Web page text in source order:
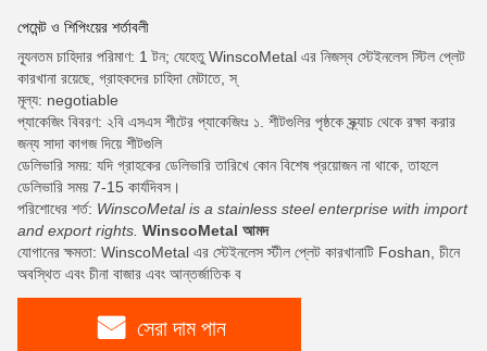
পেমেন্ট ও শিপিংয়ের শর্তাবলী
ন্যূনতম চাহিদার পরিমাণ: 1 টন; যেহেতু WinscoMetal এর নিজস্ব স্টেইনলেস স্টিল প্লেট
কারখানা রয়েছে, গ্রাহকদের চাহিদা মেটাতে, স্
মূল্য: negotiable
প্যাকেজিং বিবরণ: ২বি এসএস শীটের প্যাকেজিংঃ ১. শীটগুলির পৃষ্ঠকে স্ক্র্যাচ থেকে রক্ষা করার
জন্য সাদা কাগজ দিয়ে শীটগুলি
ডেলিভারি সময়: যদি গ্রাহকের ডেলিভারি তারিখে কোন বিশেষ প্রয়োজন না থাকে, তাহলে
ডেলিভারি সময় 7-15 কার্যদিবস।
পরিশোধের শর্ত: WinscoMetal is a stainless steel enterprise with import
and export rights. WinscoMetal আমদ
যোগানের ক্ষমতা: WinscoMetal এর স্টেইনলেস স্টীল প্লেট কারখানাটি Foshan, চীনে
অবস্থিত এবং চীনা বাজার এবং আন্তর্জাতিক ব
সেরা দাম পান